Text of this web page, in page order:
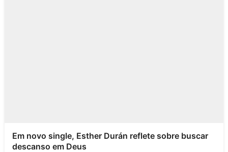
Em novo single, Esther Durán reflete sobre buscar
descanso em Deus